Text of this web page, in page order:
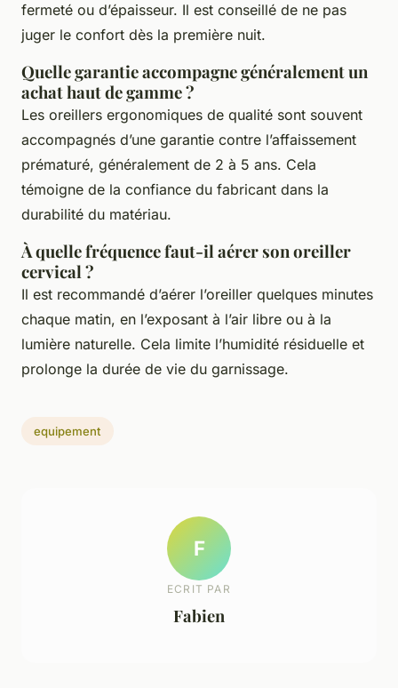
fermeté ou d’épaisseur. Il est conseillé de ne pas
juger le confort dès la première nuit.
Quelle garantie accompagne généralement un
achat haut de gamme ?
Les oreillers ergonomiques de qualité sont souvent
accompagnés d’une garantie contre l’affaissement
prématuré, généralement de 2 à 5 ans. Cela
témoigne de la confiance du fabricant dans la
durabilité du matériau.
À quelle fréquence faut-il aérer son oreiller
cervical ?
Il est recommandé d’aérer l’oreiller quelques minutes
chaque matin, en l’exposant à l’air libre ou à la
lumière naturelle. Cela limite l’humidité résiduelle et
prolonge la durée de vie du garnissage.
equipement
F
ECRIT PAR
Fabien